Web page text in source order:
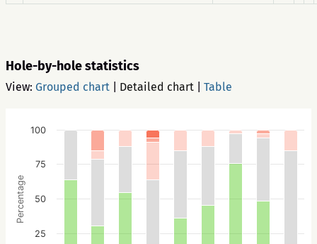
Hole-by-hole statistics
View: Grouped chart Detailed chart Table
Percentage
25
50
75
100